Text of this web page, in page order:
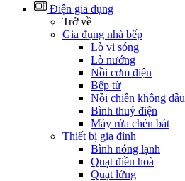
Điện gia dụng
Trở về
Gia đụng nhà bếp
Lò vi sóng
Lò nướng
Nồi cơm điện
Bếp từ
Nồi chiên không dầu
Bình thuỷ điện
Máy rửa chén bát
Thiết bị gia đình
Bình nóng lạnh
Quạt điều hoà
Quạt lửng